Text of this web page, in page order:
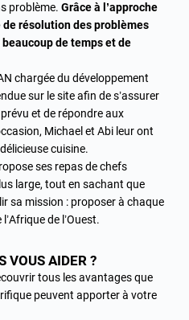
problème. Grâce à l’approche
résolution des problèmes
de temps et de
chargée du développement
sur le site afin de s’assurer
et de répondre aux
Michael et Abi leur ont
cuisine.
ses repas de chefs
large, tout en sachant que
sa mission : proposer à chaque
de l’Ouest.
VOUS AIDER ?
tous les avantages que
peuvent apporter à votre